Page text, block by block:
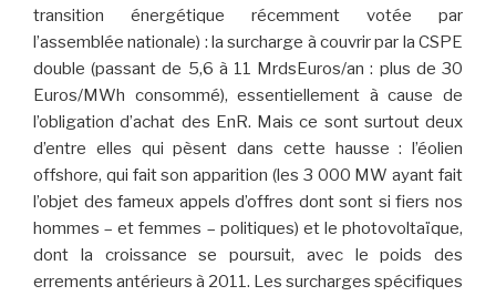
transition énergétique récemment votée par
l’assemblée nationale) : la surcharge à couvrir par la CSPE
double (passant de 5,6 à 11 MrdsEuros/an : plus de 30
Euros/MWh consommé), essentiellement à cause de
l’obligation d’achat des EnR. Mais ce sont surtout deux
d’entre elles qui pèsent dans cette hausse : l’éolien
offshore, qui fait son apparition (les 3 000 MW ayant fait
l’objet des fameux appels d’offres dont sont si fiers nos
hommes – et femmes – politiques) et le photovoltaïque,
dont la croissance se poursuit, avec le poids des
errements antérieurs à 2011. Les surcharges spécifiques